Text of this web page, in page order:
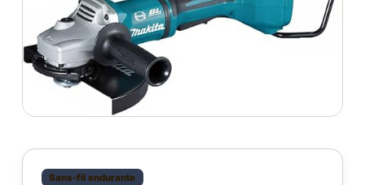
Sans-fil endurante